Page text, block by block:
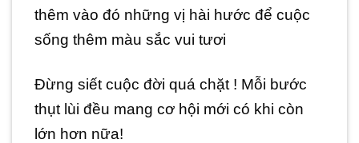
thêm vào đó những vị hài hước để cuộc
sống thêm màu sắc vui tươi
Đừng siết cuộc đời quá chặt ! Mỗi bước
thụt lùi đều mang cơ hội mới có khi còn
lớn hơn nữa!